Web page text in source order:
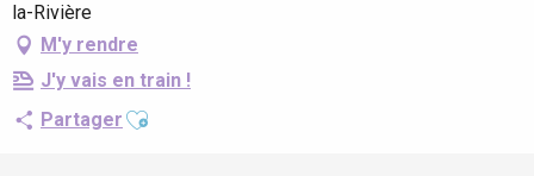
la-Rivière
M'y rendre
J'y vais en train !
Partager Ajouter aux favoris